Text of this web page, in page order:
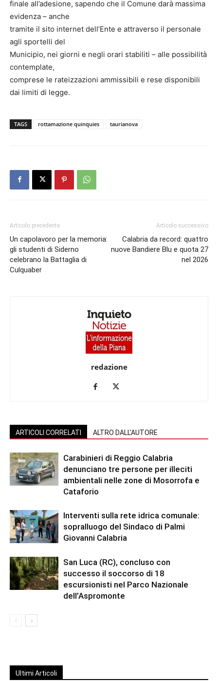
finale all’adesione, sapendo che il Comune darà massima
evidenza – anche
tramite il sito internet dell’Ente e attraverso il personale
agli sportelli del
Municipio, nei giorni e negli orari stabiliti – alle possibilità
contemplate,
comprese le rateizzazioni ammissibili e rese disponibili
dai limiti di legge.
TAGS rottamazione quinquies taurianova
Articolo precedente
Un capolavoro per la memoria:
gli studenti di Siderno
celebrano la Battaglia di
Culquaber
Articolo successivo
Calabria da record: quattro
nuove Bandiere Blu e quota 27
nel 2026
redazione
ARTICOLI CORRELATI ALTRO DALL'AUTORE
Carabinieri di Reggio Calabria
denunciano tre persone per illeciti
ambientali nelle zone di Mosorrofa e
Cataforio
Interventi sulla rete idrica comunale:
sopralluogo del Sindaco di Palmi
Giovanni Calabria
San Luca (RC), concluso con
successo il soccorso di 18
escursionisti nel Parco Nazionale
dell’Aspromonte
Ultimi Articoli